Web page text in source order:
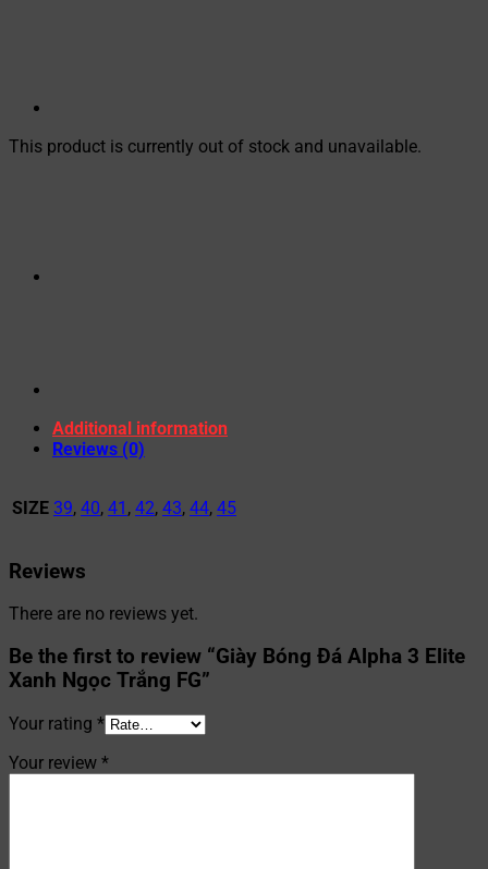
This product is currently out of stock and unavailable.
Additional information
Reviews (0)
SIZE 39, 40, 41 , 42, 43, 44, 45
Reviews
There are no reviews yet.
Be the first to review “Giày Bóng Đá Alpha 3 Elite
Xanh Ngọc Trắng FG”
Your rating *
Your review *